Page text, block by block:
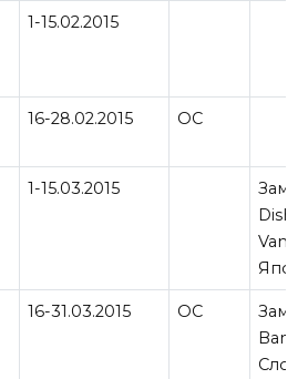
1-15.02.2015
16-28.02.2015 ОС
1-15.03.2015
16-31.03.2015 ОС